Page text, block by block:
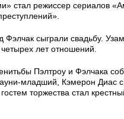
стал режиссер сериалов
Фэлчак сыграли свадьбу.
лет отношений.
Пэлтроу и Фэлчака
младший, Кэмерон Диас
торжества стал